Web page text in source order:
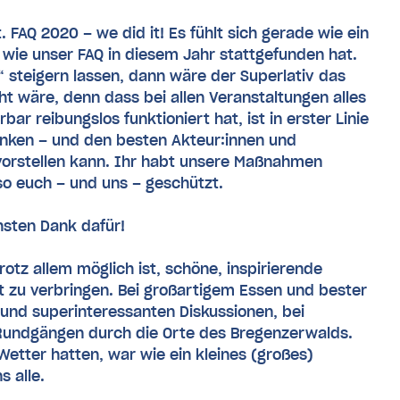
2020 – we did it! Es fühlt sich gerade wie ein
unser FAQ in diesem Jahr stattgefunden hat.
steigern lassen, dann wäre der Superlativ das
wäre, denn dass bei allen Veranstaltungen alles
reibungslos funktioniert hat, ist in erster Linie
– und den besten Akteur:innen und
kann. Ihr habt unsere Maßnahmen
euch – und uns – geschützt.
Dank dafür!
allem möglich ist, schöne, inspirierende
zu verbringen. Bei großartigem Essen und bester
superinteressanten Diskussionen, bei
durch die Orte des Bregenzerwalds.
hatten, war wie ein kleines (großes)
alle.